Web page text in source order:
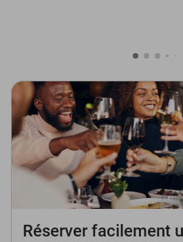
Réserver facilement